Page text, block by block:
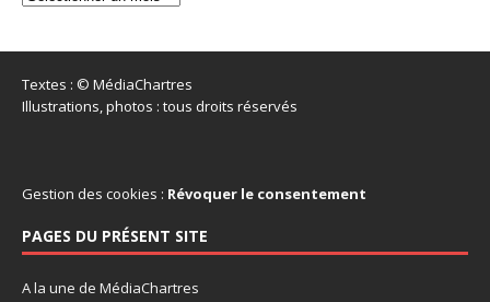
Textes : © MédiaChartres
Illustrations, photos : tous droits réservés
Gestion des cookies : Révoquer le consentement
PAGES DU PRÉSENT SITE
A la une de MédiaChartres